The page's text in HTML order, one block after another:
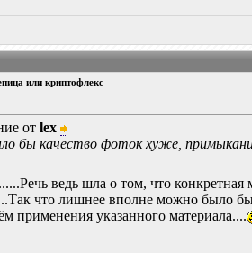
или криптофлекс
отlex
бы качество фоток хуже,
ведь шла о том, что
что лишнее вполне можно было
применения указанного материала....